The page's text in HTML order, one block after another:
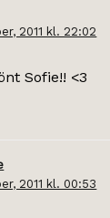
2011 kl. 22:02
Sofie!! <3
2011 kl. 00:53